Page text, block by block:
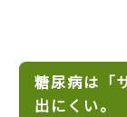
糖尿病は「
出にくい。